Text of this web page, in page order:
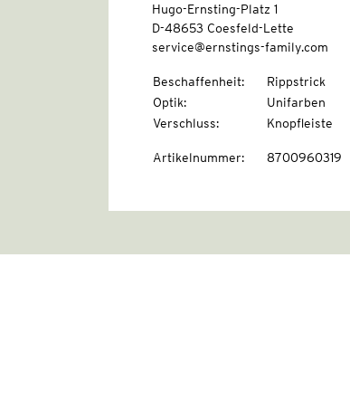
Hugo-Ernsting-Platz 1
D-48653 Coesfeld-Lette
service@ernstings-family.com
Beschaffenheit:
Rippstrick
Optik:
Unifarben
Verschluss: Knopfleiste
Artikelnummer: 8700960319